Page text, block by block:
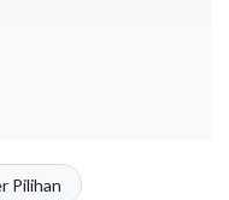
Pilihan